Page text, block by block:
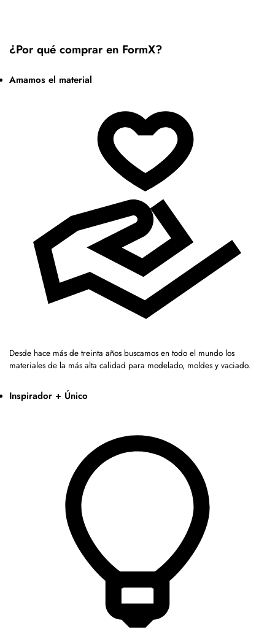
¿Por qué comprar en FormX?
Amamos el material
Desde hace más de treinta años buscamos en todo el mundo los
materiales de la más alta calidad para modelado, moldes y vaciado.
Inspirador + Único